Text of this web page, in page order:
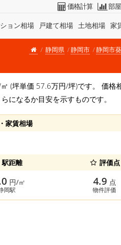
ョン相場 戸建て相場 土地相場 家
価格計算 部
静岡県 静岡市 静岡市
(坪単価 57.6万円/坪)です。 価格
になるか目安を示すものです。
家賃相場
駅距離 評価点
円/㎡
岡駅
4.9 点
物件評価